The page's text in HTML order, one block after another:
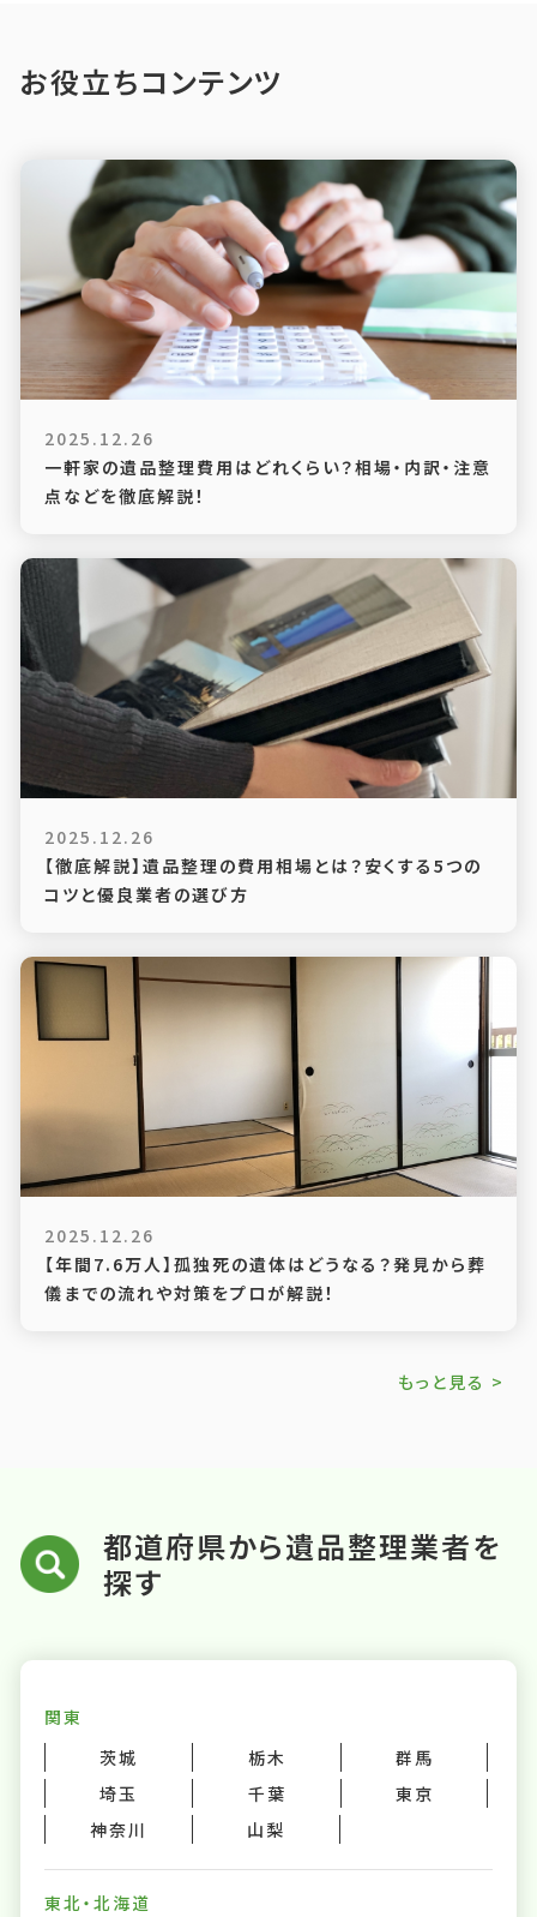
お役立ちコンテンツ
2025.12.26
一軒家の遺品整理費用はどれくらい？相場・内訳・注意
点などを徹底解説！
2025.12.26
【徹底解説】遺品整理の費用相場とは？安くする5つの
コツと優良業者の選び方
2025.12.26
【年間7.6万人】孤独死の遺体はどうなる？発見から葬
儀までの流れや対策をプロが解説！
もっと見る >
都道府県から遺品整理業者を
探す
関東
茨城
栃木
群馬
埼玉
千葉
東京
神奈川
山梨
東北・北海道